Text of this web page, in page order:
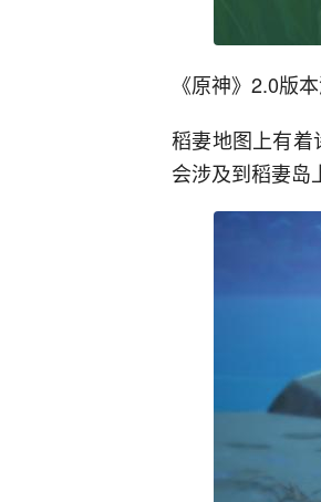
《原神》2.0版
稻妻地图上有
会涉及到稻妻岛